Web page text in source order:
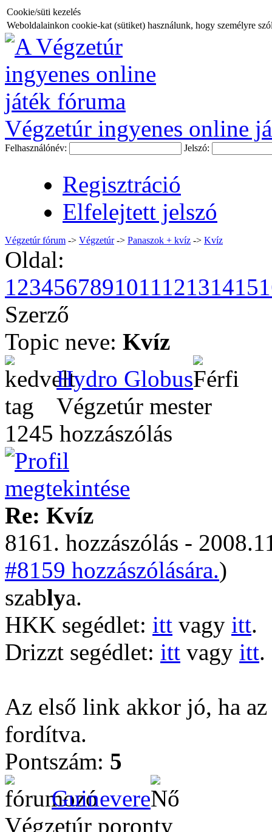
Cookie/süti kezelés
Weboldalainkon cookie-kat (sütiket) használunk, hogy személyre
Végzetúr ingyenes online
Felhasználónév: Jelszó:
Regisztráció
Elfelejtett jelszó
Végzetúr fórum -> Végzetúr-> Panaszok + kvíz -> Kvíz
Oldal:
123456789101112131415
Szerző
Topic neve: Kvíz
Hydro Globus
Végzetúr mester
1245 hozzászólás
Re: Kvíz
8161. hozzászólás -
#8159 hozzászólására.)
szablya.
HKK segédlet: itt vagy itt.
Drizzt segédlet: itt vagy itt.
Az első link akkor jó, ha
fordítva.
Pontszám: 5
Guinevere
Végzetúr poronty